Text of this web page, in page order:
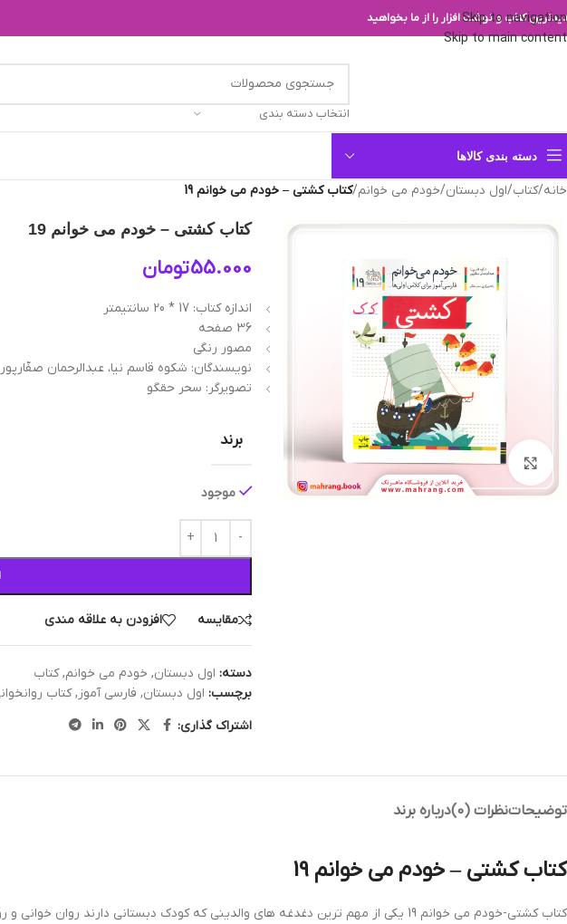
Skip to navigation
Skip to main content
کتاب و نوشت افزار را از ما بخواهید
انتخاب دسته بندی
دسته بندی کالاها
خانه/کتاب/اول دبستان/خودم می خوانم/کتاب کشتی – خودم می‌ خوانم 19
بزرگنمایی تصویر
کتاب کشتی – خودم می‌ خوانم 19
55.000تومان
اندازه کتاب: 17 * 20 سانتیمتر
36 صفحه
مصور رنگی
نویسندگان: شکوه قاسم نیا، عبدالرحمان صفّارپور
تصویرگر: سحر حقگو
برند
موجود
مقایسه افزودن به علاقه مندی
دسته: اول دبستان, خودم می خوانم, کتاب
برچسب: اول دبستان, فارسی آموز, کتاب
اشتراک گذاری:
توضیحاتنظرات (0) درباره برند
کتاب کشتی – خودم می‌ خوانم 19
کتاب کشتی-خودم می‌ خوانم 19 یکی از مهم ترین دغدغه های والدینی که کودک دبستانی